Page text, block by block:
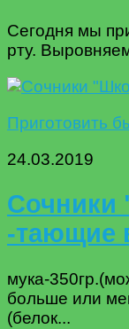
Сегодня мы
рту.
Приготовить
24.03.2019
-тающие
мука-
больше или
(белок...